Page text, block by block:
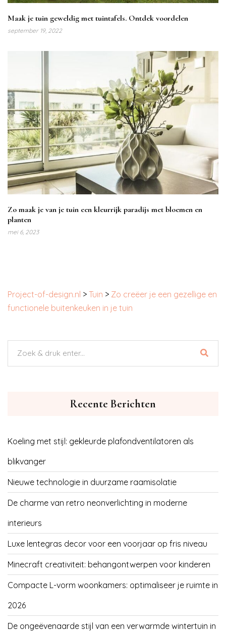
Maak je tuin geweldig met tuintafels. Ontdek voordelen
september 19, 2022
Zo maak je van je tuin een kleurrijk paradijs met bloemen en
planten
mei 6, 2023
Project-of-design.nl > Tuin > Zo creëer je een gezellige en
functionele buitenkeuken in je tuin
Recente Berichten
Koeling met stijl: gekleurde plafondventilatoren als
blikvanger
Nieuwe technologie in duurzame raamisolatie
De charme van retro neonverlichting in moderne
interieurs
Luxe lentegras decor voor een voorjaar op fris niveau
Minecraft creativiteit: behangontwerpen voor kinderen
Compacte L-vorm woonkamers: optimaliseer je ruimte in
2026
De ongeëvenaarde stijl van een verwarmde wintertuin in